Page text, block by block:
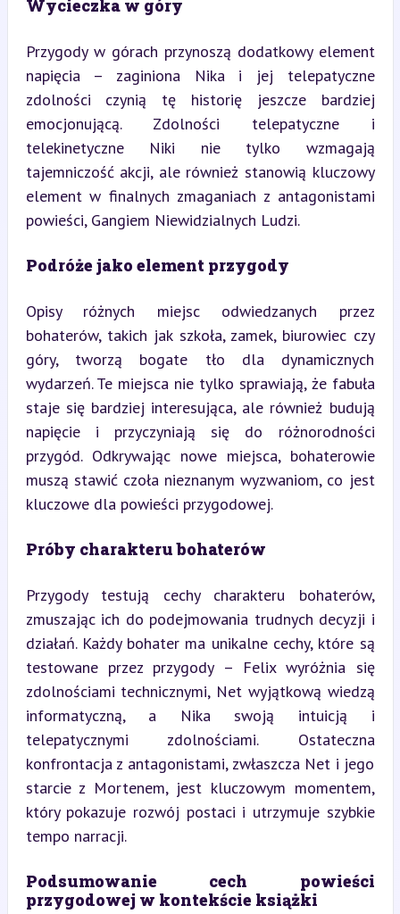
Wycieczka w góry
Przygody w górach przynoszą dodatkowy element
napięcia – zaginiona Nika i jej telepatyczne
zdolności czynią tę historię jeszcze bardziej
emocjonującą. Zdolności telepatyczne i
telekinetyczne Niki nie tylko wzmagają
tajemniczość akcji, ale również stanowią kluczowy
element w finalnych zmaganiach z antagonistami
powieści, Gangiem Niewidzialnych Ludzi.
Podróże jako element przygody
Opisy różnych miejsc odwiedzanych przez
bohaterów, takich jak szkoła, zamek, biurowiec czy
góry, tworzą bogate tło dla dynamicznych
wydarzeń. Te miejsca nie tylko sprawiają, że fabuła
staje się bardziej interesująca, ale również budują
napięcie i przyczyniają się do różnorodności
przygód. Odkrywając nowe miejsca, bohaterowie
muszą stawić czoła nieznanym wyzwaniom, co jest
kluczowe dla powieści przygodowej.
Próby charakteru bohaterów
Przygody testują cechy charakteru bohaterów,
zmuszając ich do podejmowania trudnych decyzji i
działań. Każdy bohater ma unikalne cechy, które są
testowane przez przygody – Felix wyróżnia się
zdolnościami technicznymi, Net wyjątkową wiedzą
informatyczną, a Nika swoją intuicją i
telepatycznymi zdolnościami. Ostateczna
konfrontacja z antagonistami, zwłaszcza Net i jego
starcie z Mortenem, jest kluczowym momentem,
który pokazuje rozwój postaci i utrzymuje szybkie
tempo narracji.
Podsumowanie cech powieści
przygodowej w kontekście książki